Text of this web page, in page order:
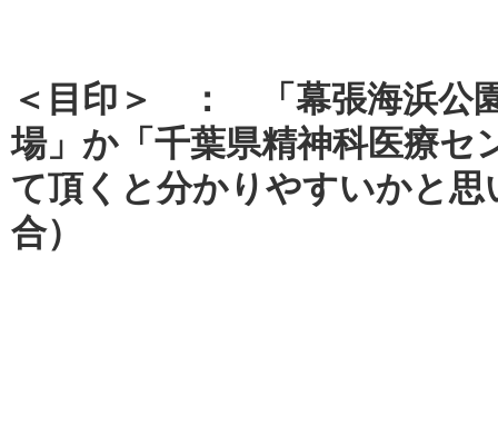
＜目印＞ ： 「幕張海浜公
場」か「千葉県精神科医療セ
て頂くと分かりやすいかと
合）